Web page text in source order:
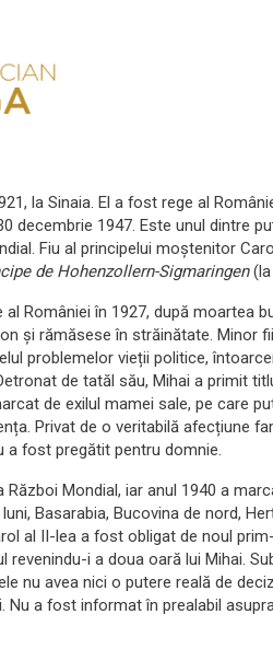
la Sinaia. El a fost rege al
decembrie 1947. Este unul dintre
Fiu al principelui moștenitor
de Hohenzollern-Sigmaringen(la
României în 1927, după moartea
și rămăsese în străinătate. Minor
problemelor vieții politice,
de tatăl său, Mihai a primit
de exilul mamei sale, pe care
Privat de o veritabilă afecțiune
a fost pregătit pentru domnie.
Mondial, iar anul 1940 a
Basarabia, Bucovina de nord,
al II-lea a fost obligat de noul
i a doua oară lui Mihai.
nu avea nici o putere reală de
a fost informat în prealabil